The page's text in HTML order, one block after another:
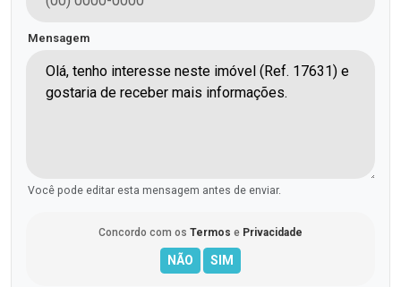
Mensagem
Você pode editar esta mensagem antes de enviar.
Concordo com os Termos e Privacidade